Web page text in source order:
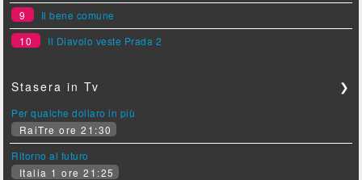
9
Il bene comune
10
Il Diavolo veste Prada 2
Stasera in Tv ❯
Per qualche dollaro in più
RaiTre ore 21:30
Ritorno al futuro
Italia 1 ore 21:25